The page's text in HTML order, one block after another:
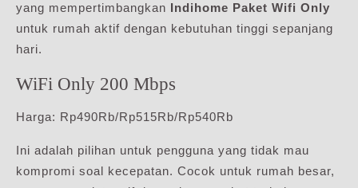
yang mempertimbangkan
Indihome Paket Wifi Only
untuk rumah aktif dengan kebutuhan tinggi sepanjang
hari.
WiFi Only 200 Mbps
Harga: Rp490Rb/Rp515Rb/Rp540Rb
Ini adalah pilihan untuk pengguna yang tidak mau
kompromi soal kecepatan. Cocok untuk rumah besar,